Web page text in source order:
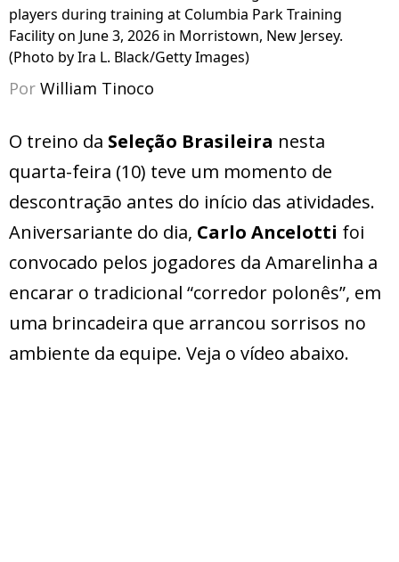
players during training at Columbia Park Training
Facility on June 3, 2026 in Morristown, New Jersey.
(Photo by Ira L. Black/Getty Images)
Por William Tinoco
O treino da Seleção Brasileira nesta
quarta-feira (10) teve um momento de
descontração antes do início das atividades.
Aniversariante do dia, Carlo Ancelotti foi
convocado pelos jogadores da Amarelinha a
encarar o tradicional “corredor polonês”, em
uma brincadeira que arrancou sorrisos no
ambiente da equipe. Veja o vídeo abaixo.